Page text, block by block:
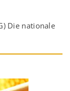
Die nationale